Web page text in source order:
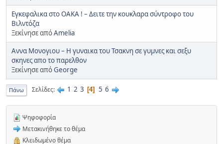
Εγκεφαλικα στο ΟΑΚΑ ! – Δειτε την κουκλαρα σύντροφο του
Βιλντόζα
Ξεκίνησε απόAmelia
Αννα Μονογιου – Η γυναικα του Τσακνη σε γυμνες και σεξυ
σκηνες απο το παρελθον
Ξεκίνησε απόGeorge
Πάνω Σελίδες 1 2 3 4 5 6
Ψηφοφορία
Μετακινήθηκε το θέμα
Κλειδωμένο θέμα